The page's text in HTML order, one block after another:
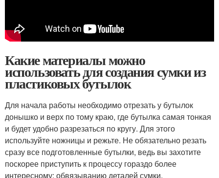
Какие материалы можно
использовать для создания сумки из
пластиковых бутылок
Для начала работы необходимо отрезать у бутылок
донышко и верх по тому краю, где бутылка самая тонкая
и будет удобно разрезаться по кругу. Для этого
используйте ножницы и режьте. Не обязательно резать
сразу все подготовленные бутылки, ведь вы захотите
поскорее приступить к процессу гораздо более
интересному: обвязыванию деталей сумки.